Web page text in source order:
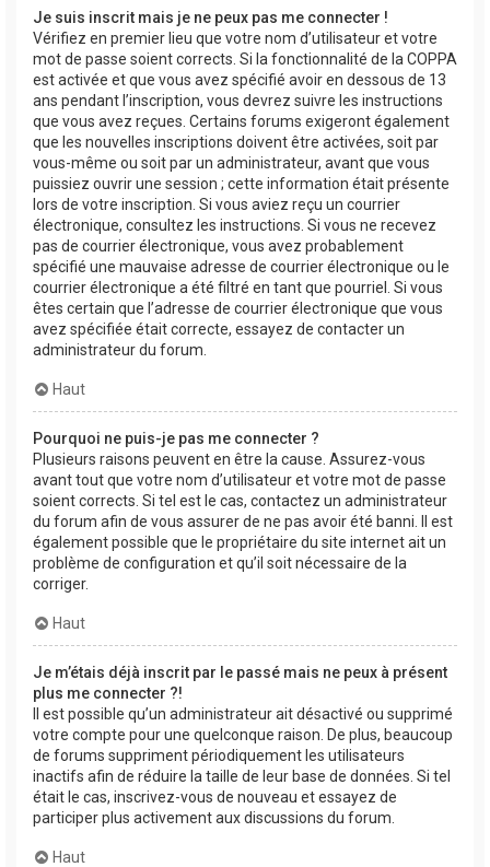
Je suis inscrit mais je ne peux pas me connecter !
Vérifiez en premier lieu que votre nom d’utilisateur et votre
mot de passe soient corrects. Si la fonctionnalité de la COPPA
est activée et que vous avez spécifié avoir en dessous de 13
ans pendant l’inscription, vous devrez suivre les instructions
que vous avez reçues. Certains forums exigeront également
que les nouvelles inscriptions doivent être activées, soit par
vous-même ou soit par un administrateur, avant que vous
puissiez ouvrir une session ; cette information était présente
lors de votre inscription. Si vous aviez reçu un courrier
électronique, consultez les instructions. Si vous ne recevez
pas de courrier électronique, vous avez probablement
spécifié une mauvaise adresse de courrier électronique ou le
courrier électronique a été filtré en tant que pourriel. Si vous
êtes certain que l’adresse de courrier électronique que vous
avez spécifiée était correcte, essayez de contacter un
administrateur du forum.
Haut
Pourquoi ne puis-je pas me connecter ?
Plusieurs raisons peuvent en être la cause. Assurez-vous
avant tout que votre nom d’utilisateur et votre mot de passe
soient corrects. Si tel est le cas, contactez un administrateur
du forum afin de vous assurer de ne pas avoir été banni. Il est
également possible que le propriétaire du site internet ait un
problème de configuration et qu’il soit nécessaire de la
corriger.
Haut
Je m’étais déjà inscrit par le passé mais ne peux à présent
plus me connecter ?!
Il est possible qu’un administrateur ait désactivé ou supprimé
votre compte pour une quelconque raison. De plus, beaucoup
de forums suppriment périodiquement les utilisateurs
inactifs afin de réduire la taille de leur base de données. Si tel
était le cas, inscrivez-vous de nouveau et essayez de
participer plus activement aux discussions du forum.
Haut